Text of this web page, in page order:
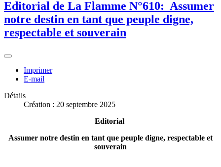
Editorial de La Flamme N°610: Assumer
notre destin en tant que peuple digne,
respectable et souverain
Imprimer
E-mail
Détails
Création : 20 septembre 2025
Editorial
Assumer notre destin en tant que peuple digne, respectable et
souverain